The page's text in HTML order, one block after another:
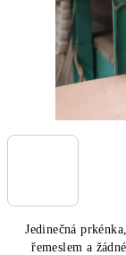
Jedinečná
řemeslem a